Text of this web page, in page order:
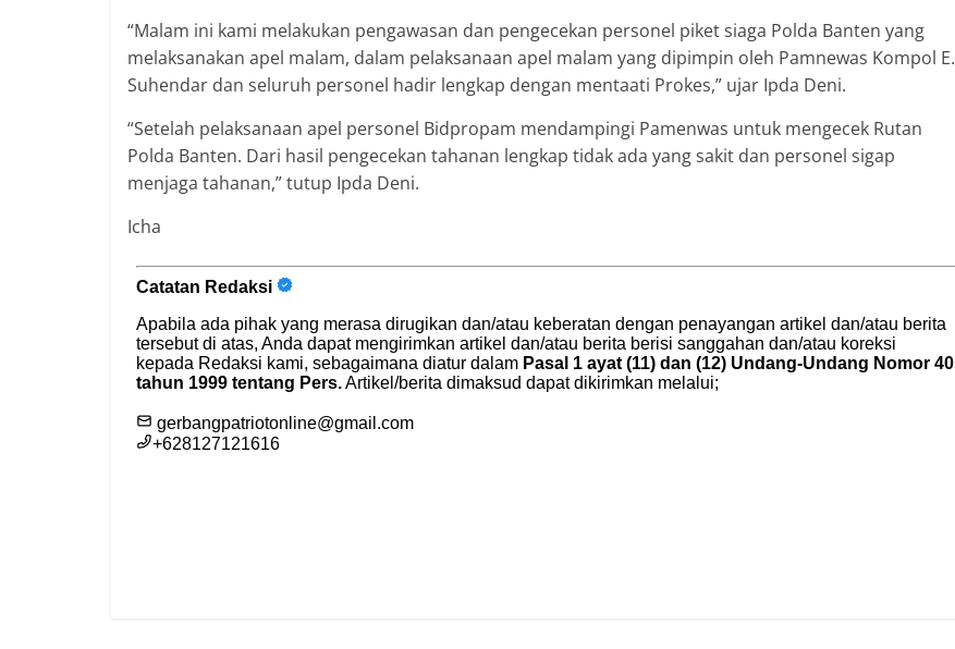
“Malam ini kami melakukan pengawasan dan pengecekan personel piket siaga Polda Banten yang
melaksanakan apel malam, dalam pelaksanaan apel malam yang dipimpin oleh Pamnewas Kompol E.
Suhendar dan seluruh personel hadir lengkap dengan mentaati Prokes,” ujar Ipda Deni.
“Setelah pelaksanaan apel personel Bidpropam mendampingi Pamenwas untuk mengecek Rutan
Polda Banten. Dari hasil pengecekan tahanan lengkap tidak ada yang sakit dan personel sigap
menjaga tahanan,” tutup Ipda Deni.
Icha